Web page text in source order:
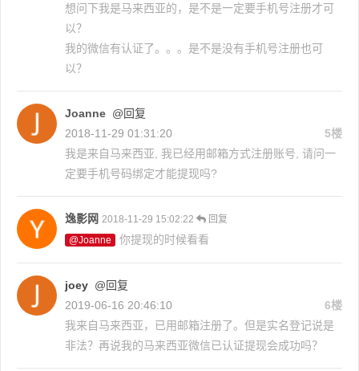
想问下我是马来西亚的，是不是一定要手机号注册才可
以？
我的微信有认证了。。。是不是没有手机号注册也可
以？
Joanne @回复
2018-11-29 01:31:20
5楼
我是来自马来西亚, 我已经用邮箱方式注册账号, 请问一
定要手机号码绑定才能提现吗?
逸影网 2018-11-29 15:02:22
回复
@Joanne
你提现的时候看看
joey @回复
2019-06-16 20:46:10
6楼
我来自马来西亚，已用邮箱注册了。但是实名登记说是
非法？再说我的马来西亚微信已认证提现会成功吗？